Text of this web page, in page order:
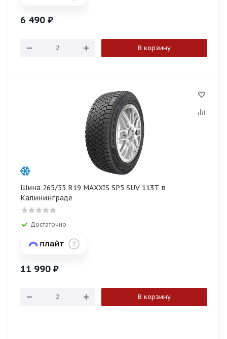
6 490 ₽
В корзину
Шина 265/55 R19 MAXXIS SP5 SUV 113T в
Калининграде
Достаточно
11 990 ₽
В корзину